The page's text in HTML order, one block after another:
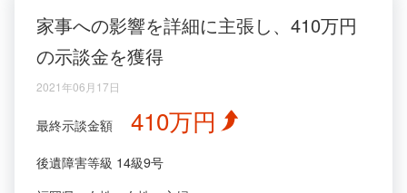
家事への影響を詳細に主張し、410万円
の示談金を獲得
2021年06月17日
最終示談金額 410万円
後遺障害等級 14級9号